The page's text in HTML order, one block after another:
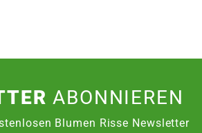
ABONNIEREN
Blumen Risse Newsletter